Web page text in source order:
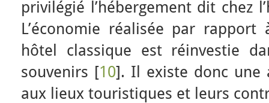
privilégié l’hébergement dit chez
L’économie réalisée par
hôtel classique est réinvestie
souvenirs [10]. Il existe donc une
aux lieux touristiques et leurs